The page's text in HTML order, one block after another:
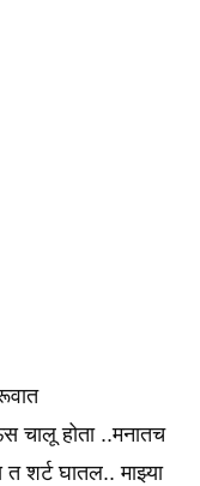
चालू होता ..मनातच
शर्ट घातल.. माझ्या